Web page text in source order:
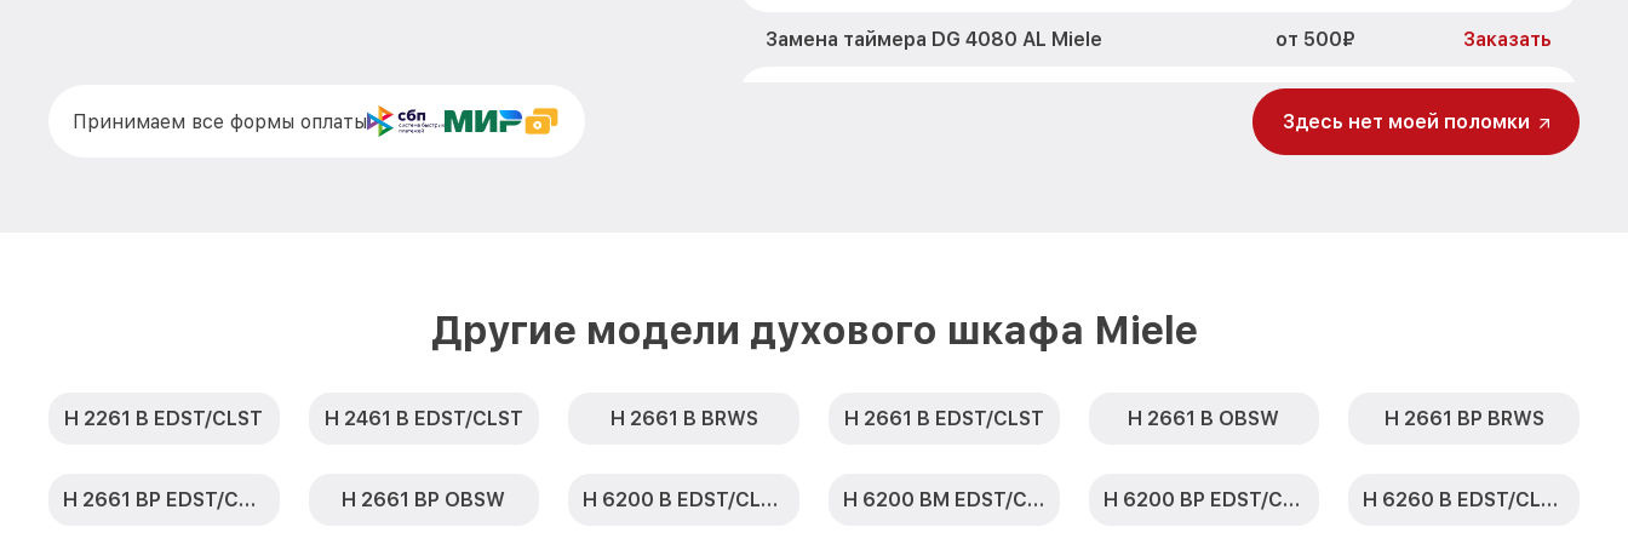
Замена таймера DG 4080 AL Miele от 500₽ Заказать
от 700₽ Заказать
от 500₽ Заказать
Принимаем все формы оплаты Здесь нет моей поломки
Другие модели духового шкафа Miele
H 2261 B EDST/CLST H 2461 B EDST/CLST H 2661 B BRWS H 2661 B EDST/CLST H 2661 B OBSW H 2661 BP BRWS
H 2661 BP EDST/CLST H 2661 BP OBSW H 6200 B EDST/CLST H 6200 BM EDST/CLST H 6200 BP EDST/CLST H 6260 B EDST/CLST